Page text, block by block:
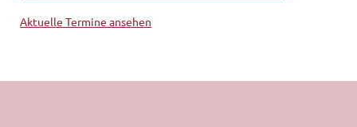
Aktuelle Termine ansehen